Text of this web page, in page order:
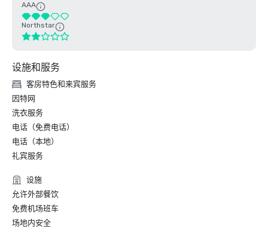
AAA
Northstar
设施和服务
客房特色和来宾服务
因特网
洗衣服务
电话（免费电话）
电话（本地）
礼宾服务
设施
允许外部餐饮
免费机场班车
场地内安全